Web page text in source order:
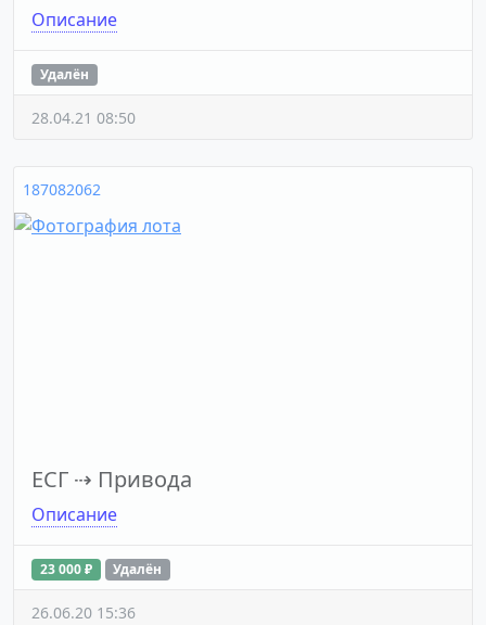
Описание
Удалён
28.04.21 08:50
187082062
ЕСГ ⇢ Привода
Описание
23 000 ₽ Удалён
26.06.20 15:36